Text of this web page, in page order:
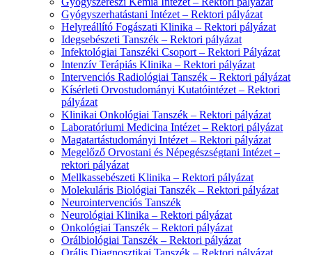
Gyógyszerhatástani Intézet – Rektori pályázat
Helyreállító Fogászati Klinika – Rektori pályázat
Idegsebészeti Tanszék – Rektori pályázat
Infektológiai Tanszéki Csoport – Rektori Pályázat
Intenzív Terápiás Klinika – Rektori pályázat
Intervenciós Radiológiai Tanszék – Rektori pályázat
Kísérleti Orvostudományi Kutatóintézet – Rektori
pályázat
Klinikai Onkológiai Tanszék – Rektori pályázat
Laboratóriumi Medicina Intézet – Rektori pályázat
Magatartástudományi Intézet – Rektori pályázat
Megelőző Orvostani és Népegészségtani Intézet –
rektori pályázat
Mellkassebészeti Klinika – Rektori pályázat
Molekuláris Biológiai Tanszék – Rektori pályázat
Neurointervenciós Tanszék
Neurológiai Klinika – Rektori pályázat
Onkológiai Tanszék – Rektori pályázat
Orálbiológiai Tanszék – Rektori pályázat
Orális Diagnosztikai Tanszék – Rektori pályázat